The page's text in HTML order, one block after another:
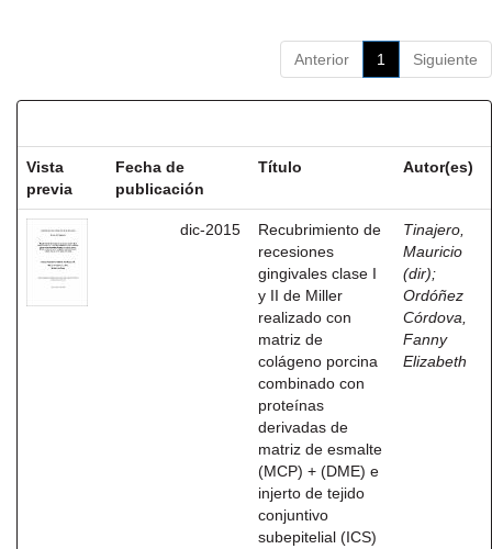
Anterior 1 Siguiente
Vista
previa
Fecha de
publicación
Título Autor(es)
dic-2015
Recubrimiento de
recesiones
gingivales clase I
y II de Miller
realizado con
matriz de
colágeno porcina
combinado con
proteínas
derivadas de
matriz de esmalte
(MCP) + (DME) e
injerto de tejido
conjuntivo
subepitelial (ICS)
Tinajero,
Mauricio
(dir);
Ordóñez
Córdova,
Fanny
Elizabeth